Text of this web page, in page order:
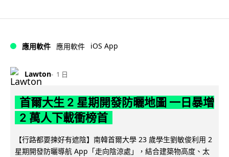
應用軟件 應用軟件 iOS App
Lawton 1 日
首爾大生 2 星期開發防曬地圖 一日暴增
2 萬人下載衝榜首
【行路都要揀好有遮陰】南韓首爾大學 23 歲學生劉敏俊利用 2
星期開發防曬導航 App「走向陰涼處」，結合建築物高度、太